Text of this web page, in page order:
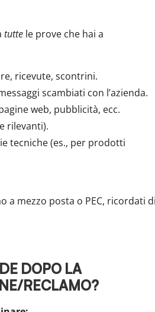
tutte le prove che hai a
ricevute, scontrini.
scambiati con l’azienda.
web, pubblicità, ecc.
rilevanti).
tecniche (es., per prodotti
a mezzo posta o PEC, ricordati
DOPO LA
RECLAMO?